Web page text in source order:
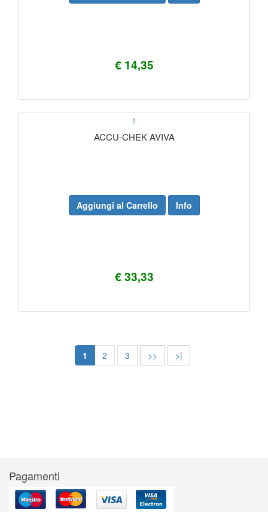
€ 14,35
!
ACCU-CHEK AVIVA
€ 33,33
Aggiungi al Carrello Info
1 2 3 >> >|
Pagamenti